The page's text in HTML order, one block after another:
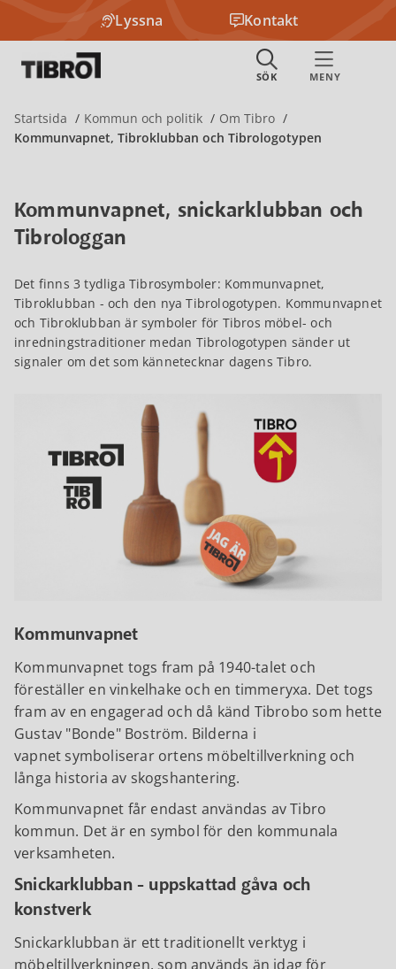
Lyssna Kontakt
Startsida Kommun och politik
Om Tibro
Kommunvapnet, Tibroklubban och Tibrologotypen
Kommunvapnet, snickarklubban och
Tibrologgan
Det finns 3 tydliga Tibrosymboler: Kommunvapnet,
Tibroklubban - och den nya Tibrologotypen. Kommunvapnet
och Tibroklubban är symboler för Tibros möbel- och
inredningstraditioner medan Tibrologotypen sänder ut
signaler om det som kännetecknar dagens Tibro.
Kommunvapnet
Kommunvapnet togs fram på 1940-talet och
föreställer en vinkelhake och en timmeryxa. Det togs
fram av en engagerad och då känd Tibrobo som hette
Gustav "Bonde" Boström. Bilderna i
vapnet symboliserar ortens möbeltillverkning och
långa historia av skogshantering.
Kommunvapnet får endast användas av Tibro
kommun. Det är en symbol för den kommunala
verksamheten.
Snickarklubban - uppskattad gåva och
konstverk
Snickarklubban är ett traditionellt verktyg i
möbeltillverkningen, som används än idag för